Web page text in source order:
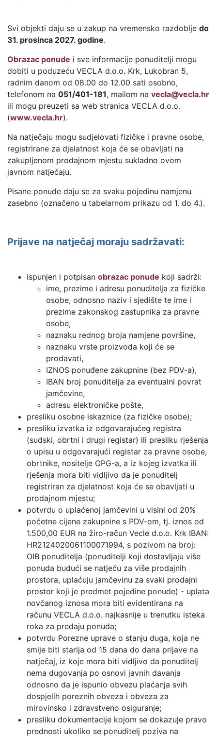
Svi objekti daju se u zakup na vremensko razdoblje do
31. prosinca 2027. godine.
Obrazac ponude i sve informacije ponuditelji mogu
dobiti u poduzeću VECLA d.o.o. Krk, Lukobran 5,
radnim danom od 08.00 do 12.00 sati osobno,
telefonom na 051/401-181, mailom na vecla@vecla.hr
ili mogu preuzeti sa web stranica VECLA d.o.o.
(www.vecla.hr).
Na natječaju mogu sudjelovati fizičke i pravne osobe,
registrirane za djelatnost koja će se obavljati na
zakupljenom prodajnom mjestu sukladno ovom
javnom natječaju.
Pisane ponude daju se za svaku pojedinu namjenu
zasebno (označeno u tabelarnom prikazu od 1. do 4.).
Prijave na natječaj moraju sadržavati:
ispunjen i potpisan obrazac ponude koji sadrži:
ime, prezime i adresu ponuditelja za fizičke
osobe, odnosno naziv i sjedište te ime i
prezime zakonskog zastupnika za pravne
osobe,
naznaku rednog broja namjene površine,
naznaku vrste proizvoda koji će se
prodavati,
IZNOS ponuđene zakupnine (bez PDV-a),
IBAN broj ponuditelja za eventualni povrat
jamčevine,
adresu elektroničke pošte,
presliku osobne iskaznice (za fizičke osobe);
presliku izvatka iz odgovarajućeg registra
(sudski, obrtni i drugi registar) ili presliku rješenja
o upisu u odgovarajući registar za pravne osobe,
obrtnike, nositelje OPG-a, a iz kojeg izvatka ili
rješenja mora biti vidljivo da je ponuditelj
registriran za djelatnost koja će se obavljati u
prodajnom mjestu;
potvrdu o uplaćenoj jamčevini u visini od 20%
početne cijene zakupnine s PDV-om, tj. iznos od
1.500,00 EUR na žiro-račun Vecle d.o.o. Krk IBAN:
HR2124020061100071994, s pozivom na broj:
OIB ponuditelja (ponuditelji koji dostavljaju više
ponuda budući se natječu za više prodajnih
prostora, uplaćuju jamčevinu za svaki prodajni
prostor koji je predmet pojedine ponude) - uplata
novčanog iznosa mora biti evidentirana na
računu VECLA d.o.o. najkasnije u trenutku isteka
roka za predaju ponuda;
potvrdu Porezne uprave o stanju duga, koja ne
smije biti starija od 15 dana do dana prijave na
natječaj, iz koje mora biti vidljivo da ponuditelj
nema dugovanja po osnovi javnih davanja
odnosno da je ispunio obvezu plaćanja svih
dospjelih poreznih obveza i obveza za
mirovinsko i zdravstveno osiguranje;
presliku dokumentacije kojom se dokazuje pravo
prednosti ukoliko se ponuditelj poziva na